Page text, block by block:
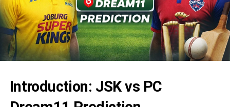
Introduction: JSK vs PC